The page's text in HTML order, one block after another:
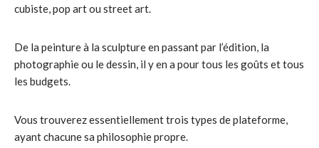
cubiste, pop art ou street art.
De la peinture à la sculpture en passant par l’édition, la
photographie ou le dessin, il y en a pour tous les goûts et tous
les budgets.
Vous trouverez essentiellement trois types de plateforme,
ayant chacune sa philosophie propre.